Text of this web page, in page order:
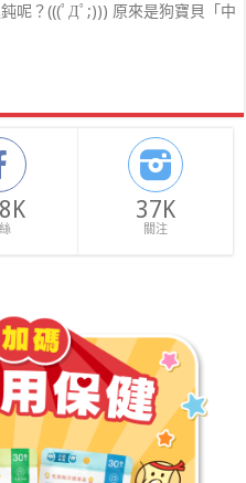
呢？(((ﾟДﾟ;))) 原來是狗寶貝「中
37K
關注